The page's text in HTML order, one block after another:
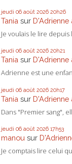
jeudi 06 août 2026 20h26
Tania sur D'Adrienne
Je voulais le lire
jeudi 06 août 2026 20h21
Tania sur D'Adrienne
Adrienne est une
jeudi 06 août 2026 20h17
Tania sur D'Adrienne
Dans "Premier sang",
jeudi 06 août 2026 17h53
manou sur
Je comptais lire celui